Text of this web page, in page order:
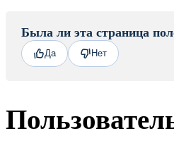
Была ли эта страница
Да Нет